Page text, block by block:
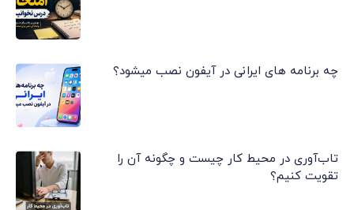
چه برنامه های ایرانی در آیفون نصب میشود؟
تاب‌آوری در محیط کار چیست و چگونه آن را
تقویت کنیم؟